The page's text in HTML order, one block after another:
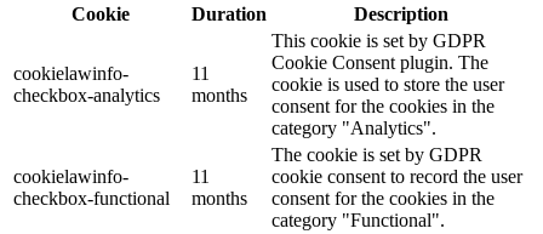
Cookie
Duration Description
cookielawinfo-
checkbox-analytics
11
months
This cookie is set by GDPR
Cookie Consent plugin. The
cookie is used to store the user
consent for the cookies in the
category "Analytics".
cookielawinfo-
checkbox-functional
11
months
The cookie is set by GDPR
cookie consent to record the user
consent for the cookies in the
category "Functional".